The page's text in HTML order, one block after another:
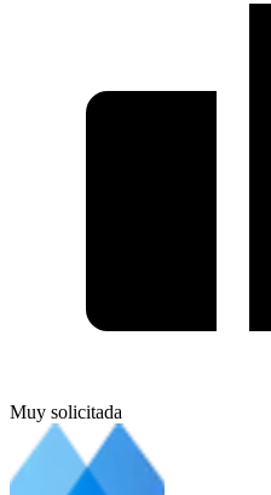
Muy solicitada